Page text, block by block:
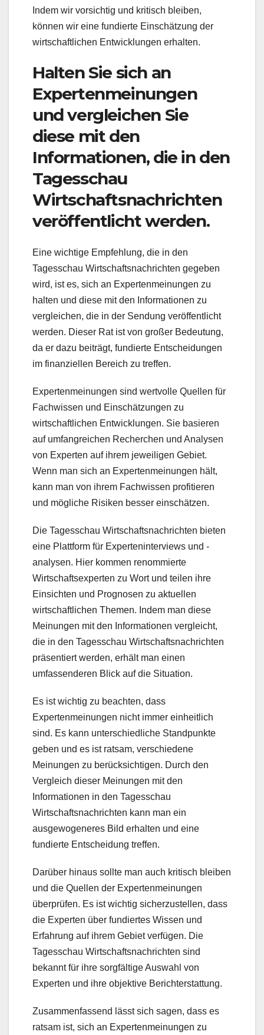
Indem wir vorsichtig und kritisch bleiben,
können wir eine fundierte Einschätzung der
wirtschaftlichen Entwicklungen erhalten.
Halten Sie sich an
Expertenmeinungen
und vergleichen Sie
diese mit den
Informationen, die in den
Tagesschau
Wirtschaftsnachrichten
veröffentlicht werden.
Eine wichtige Empfehlung, die in den
Tagesschau Wirtschaftsnachrichten gegeben
wird, ist es, sich an Expertenmeinungen zu
halten und diese mit den Informationen zu
vergleichen, die in der Sendung veröffentlicht
werden. Dieser Rat ist von großer Bedeutung,
da er dazu beiträgt, fundierte Entscheidungen
im finanziellen Bereich zu treffen.
Expertenmeinungen sind wertvolle Quellen für
Fachwissen und Einschätzungen zu
wirtschaftlichen Entwicklungen. Sie basieren
auf umfangreichen Recherchen und Analysen
von Experten auf ihrem jeweiligen Gebiet.
Wenn man sich an Expertenmeinungen hält,
kann man von ihrem Fachwissen profitieren
und mögliche Risiken besser einschätzen.
Die Tagesschau Wirtschaftsnachrichten bieten
eine Plattform für Experteninterviews und -
analysen. Hier kommen renommierte
Wirtschaftsexperten zu Wort und teilen ihre
Einsichten und Prognosen zu aktuellen
wirtschaftlichen Themen. Indem man diese
Meinungen mit den Informationen vergleicht,
die in den Tagesschau Wirtschaftsnachrichten
präsentiert werden, erhält man einen
umfassenderen Blick auf die Situation.
Es ist wichtig zu beachten, dass
Expertenmeinungen nicht immer einheitlich
sind. Es kann unterschiedliche Standpunkte
geben und es ist ratsam, verschiedene
Meinungen zu berücksichtigen. Durch den
Vergleich dieser Meinungen mit den
Informationen in den Tagesschau
Wirtschaftsnachrichten kann man ein
ausgewogeneres Bild erhalten und eine
fundierte Entscheidung treffen.
Darüber hinaus sollte man auch kritisch bleiben
und die Quellen der Expertenmeinungen
überprüfen. Es ist wichtig sicherzustellen, dass
die Experten über fundiertes Wissen und
Erfahrung auf ihrem Gebiet verfügen. Die
Tagesschau Wirtschaftsnachrichten sind
bekannt für ihre sorgfältige Auswahl von
Experten und ihre objektive Berichterstattung.
Zusammenfassend lässt sich sagen, dass es
ratsam ist, sich an Expertenmeinungen zu